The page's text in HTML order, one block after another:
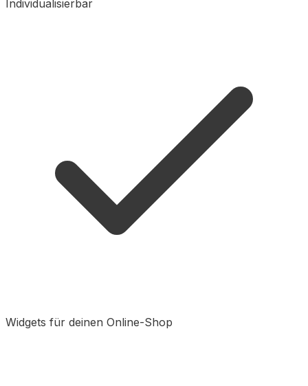
Individualisierbar
Widgets für deinen Online-Shop